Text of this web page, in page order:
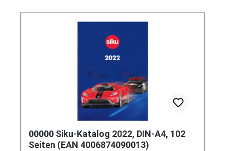
00000 Siku-Katalog 2022, DIN-A4, 102
Seiten (EAN 4006874090013)